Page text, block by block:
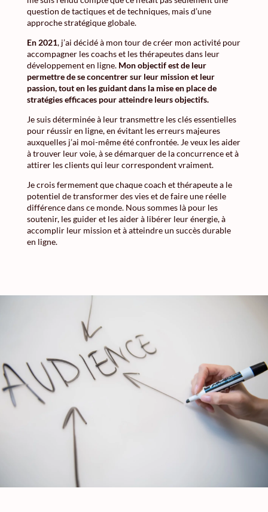
question de tactiques et de techniques, mais d’une
approche stratégique globale.
En 2021, j’ai décidé à mon tour de créer mon activité pour
accompagner les coachs et les thérapeutes dans leur
développement en ligne. Mon objectif est de leur
permettre de se concentrer sur leur mission et leur
passion, tout en les guidant dans la mise en place de
stratégies efficaces pour atteindre leurs objectifs.
Je suis déterminée à leur transmettre les clés essentielles
pour réussir en ligne, en évitant les erreurs majeures
auxquelles j’ai moi-même été confrontée. Je veux les aider
à trouver leur voie, à se démarquer de la concurrence et à
attirer les clients qui leur correspondent vraiment.
Je crois fermement que chaque coach et thérapeute a le
potentiel de transformer des vies et de faire une réelle
différence dans ce monde. Nous sommes là pour les
soutenir, les guider et les aider à libérer leur énergie, à
accomplir leur mission et à atteindre un succès durable
en ligne.